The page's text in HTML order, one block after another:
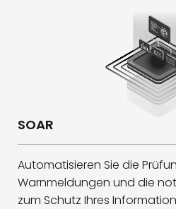
SOAR
Automatisieren Sie die
Warnmeldungen und die
zum Schutz Ihres